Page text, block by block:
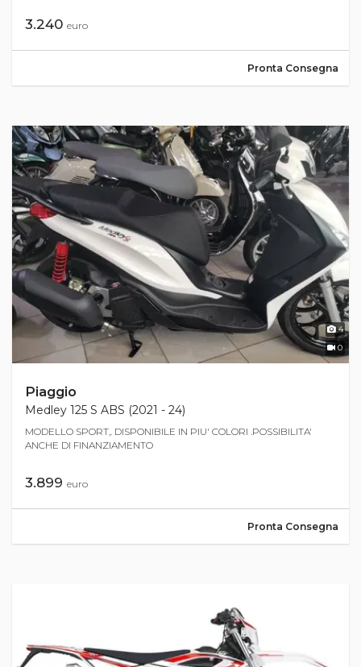
3.240 euro
Pronta Consegna
4
0
Piaggio
Medley 125 S ABS (2021 - 24)
MODELLO SPORT,. DISPONIBILE IN PIU' COLORI .POSSIBILITA'
ANCHE DI FINANZIAMENTO
3.899 euro
Pronta Consegna